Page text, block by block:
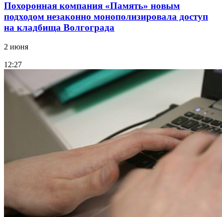
Похоронная компания «Память» новым
подходом незаконно монополизировала доступ
на кладбища Волгограда
2 июня
12:27